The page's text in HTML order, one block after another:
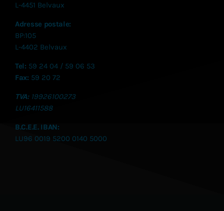
L-4451 Belvaux
Adresse postale:
BP:105
L-4402 Belvaux
Tel: 59 24 04 / 59 06 53
Fax: 59 20 72
TVA: 19926100273
LU16411588
B.C.E.E. IBAN:
LU96 0019 5200 0140 5000